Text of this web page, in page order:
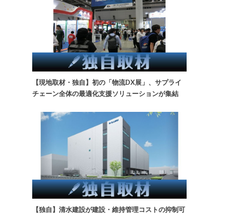
【現地取材・独自】初の「物流DX展」、サプライ
チェーン全体の最適化支援ソリューションが集結
【独自】清水建設が建設・維持管理コストの抑制可